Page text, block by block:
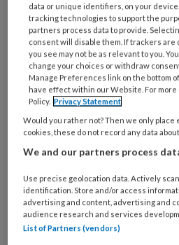
Wil je dit
Maak gratis een
artikelen gratis
Al een account of
Wat
is
je
e-
data or unique identifiers, on your
tracking technologies to support the
partners process data to provide.
consent will disable them. If trackers are
you see may not be as relevant to you.
change your choices or withdraw
Manage Preferences link on the bottom
have effect within our Website. For
Policy. Privacy Statement
Would you rather not? Then we only
cookies, these do not record any data
We and our partners process
Use precise geolocation data. Actively
identification. Store and/or access
advertising and content, advertising and
audience research and services
List of Partners (vendors)